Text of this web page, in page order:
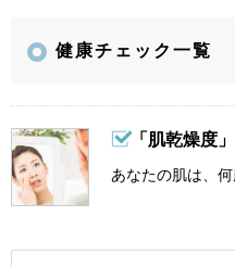
健康チェック一覧
「肌乾燥度
あなたの肌は、